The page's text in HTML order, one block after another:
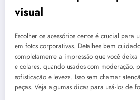
visual
Escolher os acessórios certos é crucial para
em fotos corporativas. Detalhes bem
completamente a impressão que você
e colares, quando usados com moderação,
sofisticação e leveza. Isso sem chamar
peças. Veja algumas dicas para usá-los de